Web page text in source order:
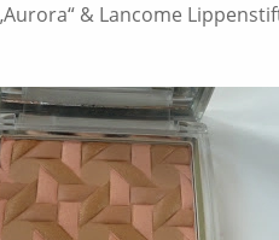
& Lancome